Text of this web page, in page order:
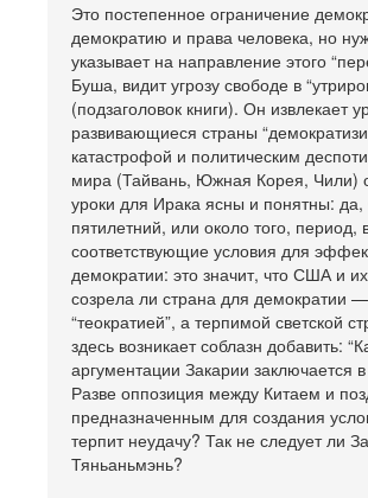
Это постепенное ограничение
демократию и права человека, но
указывает на направление этого
Буша, видит угрозу свободе в
(подзаголовок книги). Он извлекает
развивающиеся страны
катастрофой и политическим
мира (Тайвань, Южная Корея, Чили)
уроки для Ирака ясны и понятны:
пятилетний, или около того,
соответствующие условия для
демократии: это значит, что США и
созрела ли страна для демократии
“теократией”, а терпимой светской
здесь возникает соблазн добавить:
аргументации Закарии
Разве оппозиция между Китаем и
предназначенным для создания
терпит неудачу? Так не следует ли
Тяньаньмэнь?